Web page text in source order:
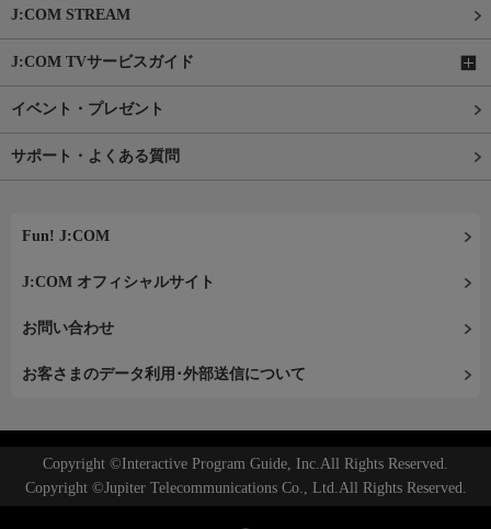
J:COM STREAM
J:COM TVサービスガイド
イベント・プレゼント
サポート・よくある質問
Fun! J:COM
J:COM オフィシャルサイト
お問い合わせ
お客さまのデータ利用･外部送信について
Copyright ©Interactive Program Guide, Inc.All Rights Reserved.
Copyright ©Jupiter Telecommunications Co., Ltd.All Rights Reserved.